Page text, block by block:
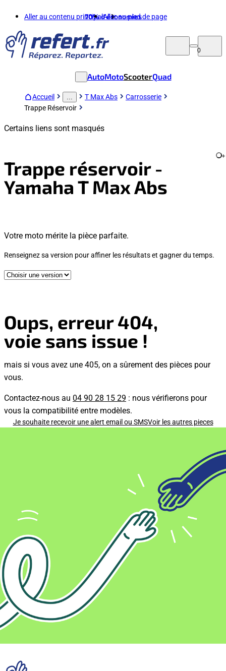
Aller au contenu principalAller au pied de page
70%d'économies
0
AutoMotoScooterQuad
Accueil T Max Abs
Carrosserie
Trappe Réservoir
Certains liens sont masqués
Trappe réservoir -
Yamaha T Max Abs
+
Votre moto mérite la pièce parfaite.
Renseignez sa version pour affiner les résultats et gagner du temps.
Oups, erreur 404,
voie sans issue !
mais si vous avez une 405, on a sûrement des pièces pour
vous.
Contactez-nous au 04 90 28 15 29 : nous vérifierons pour
vous la compatibilité entre modèles.
Je souhaite recevoir une alert email ou SMSVoir les autres pieces